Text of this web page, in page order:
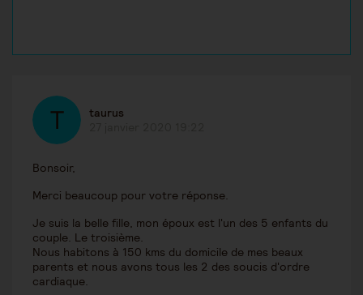
taurus
Bonsoir,
Merci beaucoup pour votre réponse.
Je suis la belle fille, mon époux est l'un des 5 enfants du
couple. Le troisième.
Nous habitons à 150 kms du domicile de mes beaux
parents et nous avons tous les 2 des soucis d'ordre
cardiaque.